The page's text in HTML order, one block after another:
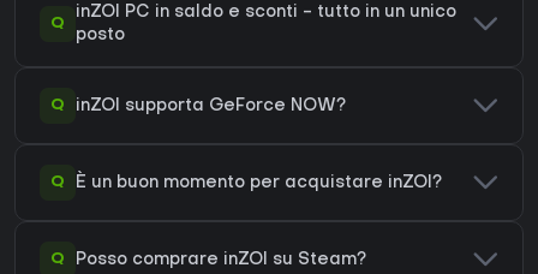
Q
inZOI PC in saldo e sconti - tutto in un unico
posto
Q inZOI supporta GeForce NOW?
Q È un buon momento per acquistare inZOI?
Q Posso comprare inZOI su Steam?